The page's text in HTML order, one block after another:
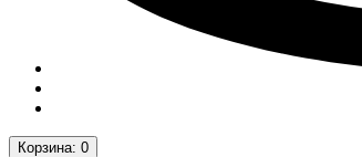
Корзина: 0